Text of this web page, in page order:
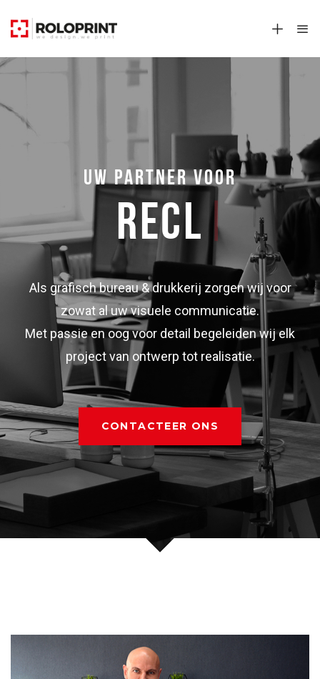
UW PARTNER VOOR
RECLAME|
Als grafisch bureau & drukkerij zorgen wij voor
zowat al uw visuele communicatie.
Met passie en oog voor detail begeleiden wij elk
project van ontwerp tot realisatie.
CONTACTEER ONS